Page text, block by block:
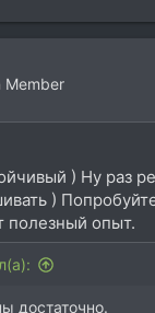
Member
) Ну раз
)
полезный опыт.
достаточно.